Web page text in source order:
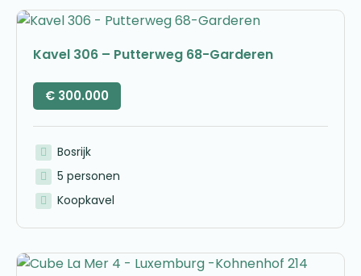
Kavel 306 – Putterweg 68-Garderen
€ 300.000
Bosrijk
5 personen
Koopkavel